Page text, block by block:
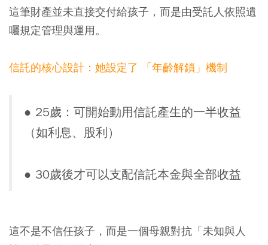
這筆財產並未直接交付給孩子，而是由受託人依照遺
囑規定管理與運用。
信託的核心設計：她設定了 「年齡解鎖」機制
● 25歲：可開始動用信託產生的一半收益
（如利息、股利）
● 30歲後才可以支配信託本金與全部收益
這不是不信任孩子，而是一個母親對抗「未知與人